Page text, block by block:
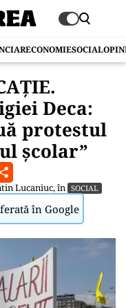
ECONOMIESOCIAL
Deca:
protestul
școlar”
Lucaniuc, în SOCIAL
în Google